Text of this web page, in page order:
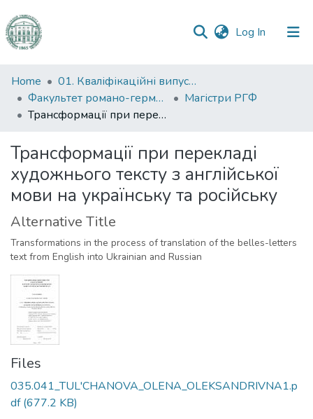
Log In (current)
Communities
&
Collections
Statistics
Home
01. Кваліфікаційні випускні роботи здобувачів вищої освіти
Факультет романо-германської філології
Магістри РГФ
Трансформації при перекладі художнього тексту з англійської мови на українську та російську
Трансформації при перекладі
художнього тексту з англійської
мови на українську та російську
Alternative Title
Transformations in the process of translation of the belles-letters
text from English into Ukrainian and Russian
Files
035.041_TUL'CHANOVA_OLENA_OLEKSANDRIVNA1.p
df(677.2 KB)